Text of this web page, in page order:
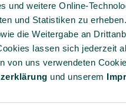
und weitere Online-
und Statistiken zu
die Weitergabe an
lassen sich jederzeit
von uns verwendeten
und unserem